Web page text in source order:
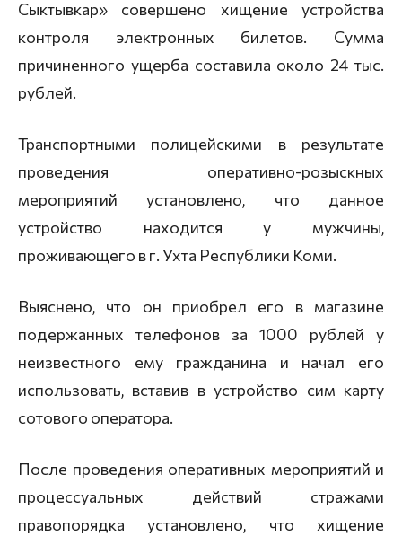
Сыктывкар» совершено хищение устройства
контроля электронных билетов. Сумма
причиненного ущерба составила около 24 тыс.
рублей.
Транспортными полицейскими в результате
проведения оперативно-розыскных
мероприятий установлено, что данное
устройство находится у мужчины,
проживающего в г. Ухта Республики Коми.
Выяснено, что он приобрел его в магазине
подержанных телефонов за 1000 рублей у
неизвестного ему гражданина и начал его
использовать, вставив в устройство сим карту
сотового оператора.
После проведения оперативных мероприятий и
процессуальных действий стражами
правопорядка установлено, что хищение